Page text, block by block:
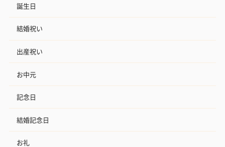
いぶりがっことチーズ
のオイル漬（981円）
のオイル漬（塩麹&レモ
円）
誕生日
結婚祝い
出産祝い
お中元
記念日
結婚記念日
お礼